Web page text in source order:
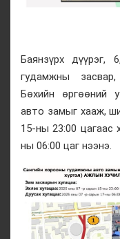
Баянзүрх дүүрэг,
гудамжны
Бөхийн өргөөний
авто замыг хааж,
15-ны 23:00 цагаас
ны 06:00 цаг нээнэ.